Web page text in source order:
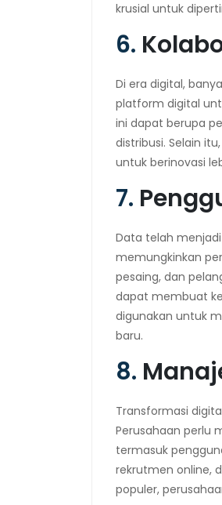
krusial untuk
6.
Di era digital,
platform digital
ini dapat berupa
distribusi. Selain
untuk berinovasi
7.
Data telah
memungkinkan
pesaing, dan
dapat membuat
digunakan untuk
baru.
8.
Transformasi
Perusahaan perlu
termasuk
rekrutmen online,
populer,